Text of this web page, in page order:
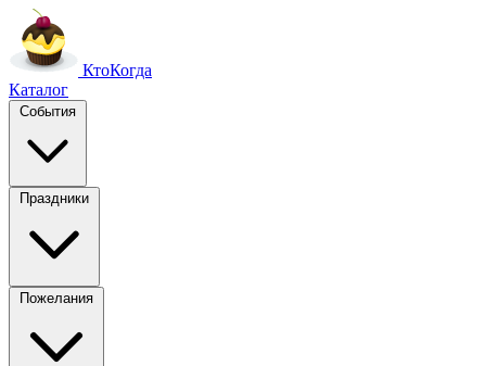
КтоКогда
Каталог
События
Праздники
Пожелания